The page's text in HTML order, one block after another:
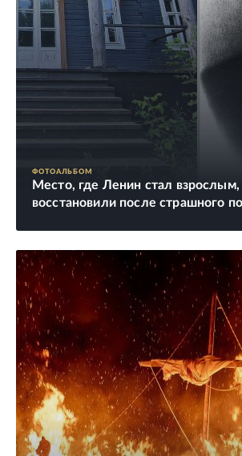
ФОТОАЛЬБОМ
Место, где Ленин стал взрослым,
восстановили после страшного